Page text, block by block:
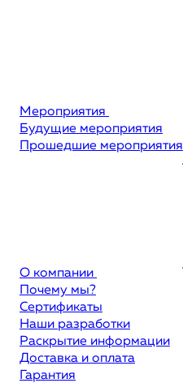
Мероприятия
Будущие мероприятия
Прошедшие мероприятия
О компании
Почему мы?
Сертификаты
Наши разработки
Раскрытие информации
Доставка и оплата
Гарантия